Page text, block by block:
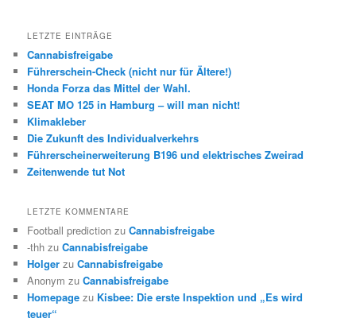
LETZTE EINTRÄGE
Cannabisfreigabe
Führerschein-Check (nicht nur für Ältere!)
Honda Forza das Mittel der Wahl.
SEAT MO 125 in Hamburg – will man nicht!
Klimakleber
Die Zukunft des Individualverkehrs
Führerscheinerweiterung B196 und elektrisches Zweirad
Zeitenwende tut Not
LETZTE KOMMENTARE
Football prediction zuCannabisfreigabe
-thh zuCannabisfreigabe
Holger zuCannabisfreigabe
Anonym zuCannabisfreigabe
Homepage zu Kisbee: Die erste Inspektion und „Es wird
teuer“